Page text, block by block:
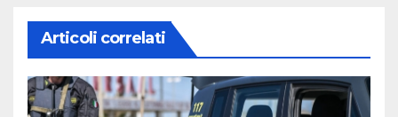
Articoli correlati